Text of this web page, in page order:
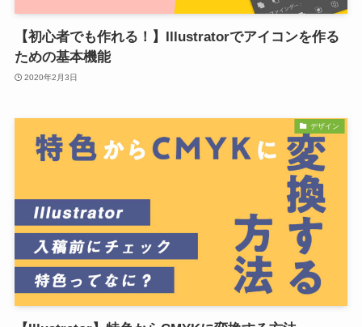
【初心者でも作れる！】Illustratorでアイコンを作る
ための基本機能
2020年2月3日
デザイン